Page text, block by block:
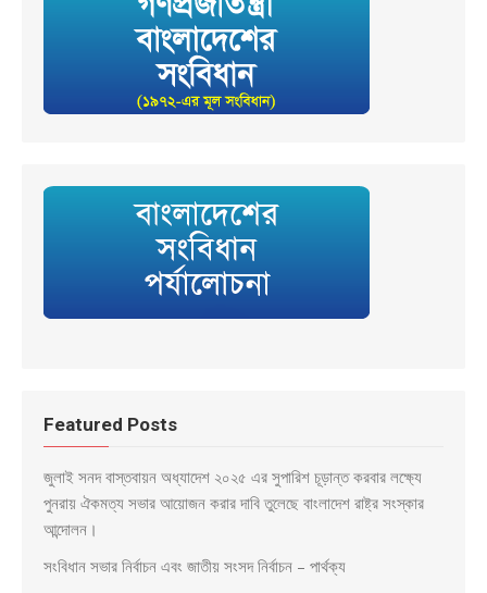
Featured Posts
জুলাই সনদ বাস্তবায়ন অধ্যাদেশ ২০২৫ এর সুপারিশ চূড়ান্ত করবার লক্ষ্যে
পুনরায় ঐকমত্য সভার আয়োজন করার দাবি তুলেছে বাংলাদেশ রাষ্ট্র সংস্কার
আন্দোলন।
সংবিধান সভার নির্বাচন এবং জাতীয় সংসদ নির্বাচন – পার্থক্য